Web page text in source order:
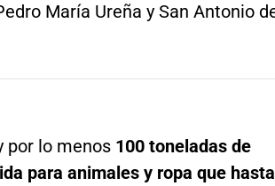
María Ureña y San Antonio
por lo menos 100 toneladas de
para animales y ropa que hasta